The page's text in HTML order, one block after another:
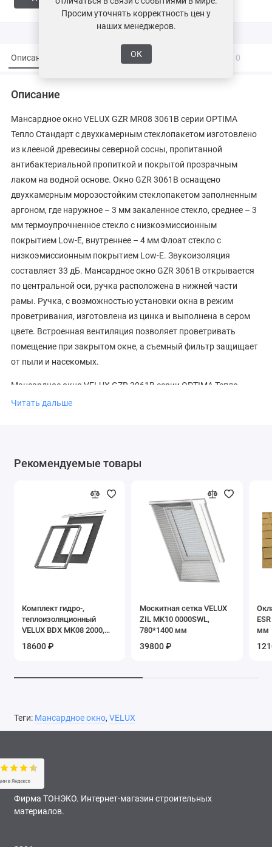
Описание Характеристики 0
Описание
Мансардное окно VELUX GZR MR08 3061B серии OPTIMA
Тепло Стандарт с двухкамерным стеклопакетом изготовлено
из клееной древесины северной сосны, пропитанной
антибактериальной пропиткой и покрытой прозрачным
лаком на водной основе. Окно GZR 3061B оснащено
двухкамерным морозостойким стеклопакетом заполненным
аргоном, где наружное – 3 мм закаленное стекло, среднее – 3
мм термоупрочненное стекло с низкоэмиссионным
покрытием Low-E, внутреннее – 4 мм Флоат стекло с
низкоэмиссионным покрытием Low-E. Звукоизоляция
составляет 33 дБ. Мансардное окно GZR 3061B открывается
по центральной оси, ручка расположена в нижней части
рамы. Ручка, с возможностью установки окна в режим
проветривания, изготовлена из цинка и выполнена в сером
цвете. Встроенная вентиляция позволяет проветривать
помещение при закрытом окне, а съемный фильтр защищает
от пыли и насекомых.
Мансардное окно VELUX GZR 3061B серии OPTIMA Тепло
Стандарт с ручкой cнизу является идеальным решением при
Читать дальше
Рекомендуемые товары
Комплект гидро-,
теплоизоляционный
VELUX BDX MK08 2000,
780*1400 мм
18600 ₽
Москитная сетка VELUX
ZIL MK10 0000SWL,
780*1400 мм
39800 ₽
мм
Теги: Мансардное окно, VELUX
Фирма ТОНЭКО. Интернет-магазин строительных
материалов.
Просим уточнять корректность цен у
наших менеджеров.
ОК